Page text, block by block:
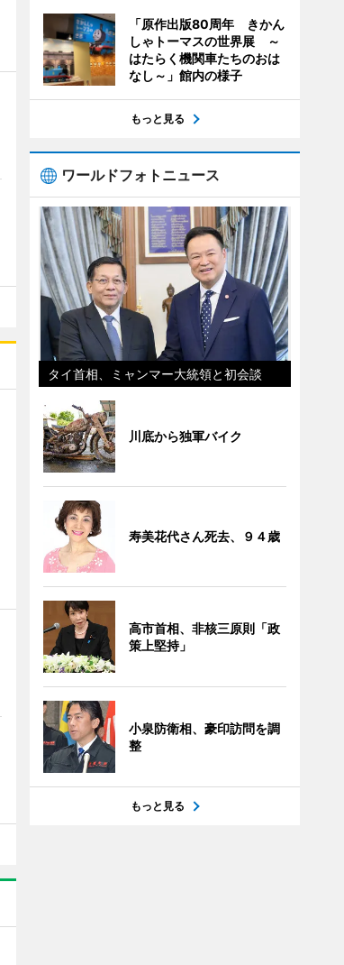
「原作出版80周年 きかん
しゃトーマスの世界展 ～
はたらく機関車たちのおは
なし～」館内の様子
もっと見る
ワールドフォトニュース
タイ首相、ミャンマー大統領と初会談
川底から独軍バイク
寿美花代さん死去、９４歳
高市首相、非核三原則「政
策上堅持」
小泉防衛相、豪印訪問を調
整
もっと見る